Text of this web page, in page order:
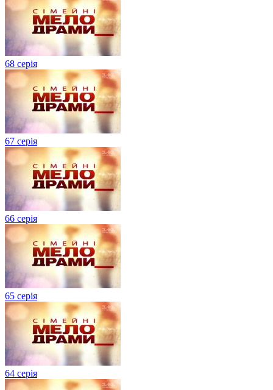
68 серія
67 серія
66 серія
65 серія
64 серія